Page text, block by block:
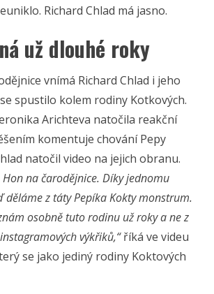
Richard Chlad má jasno.
už dlouhé roky
vnímá Richard Chlad i jeho
spustilo kolem rodiny Kotkových.
Arichteva natočila reakční
komentuje chování Pepy
natočil video na jejich obranu.
na čarodějnice. Díky jednomu
děláme z táty Pepíka Kokty monstrum.
osobně tuto rodinu už roky a ne z
výkřiků,“říká ve videu
se jako jediný rodiny Koktových